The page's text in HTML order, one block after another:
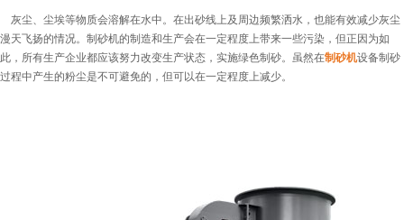
灰尘、尘埃等物质会溶解在水中。在出砂线上及周边频繁洒水，也能有效减少灰尘
漫天飞扬的情况。制砂机的制造和生产会在一定程度上带来一些污染，但正因为如
此，所有生产企业都应该努力改变生产状态，实施绿色制砂。虽然在制砂机设备制砂
过程中产生的粉尘是不可避免的，但可以在一定程度上减少。